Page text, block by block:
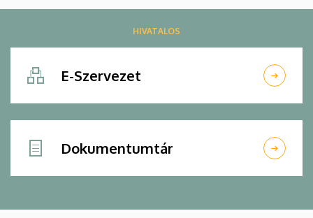
HIVATALOS
E-Szervezet
Dokumentumtár